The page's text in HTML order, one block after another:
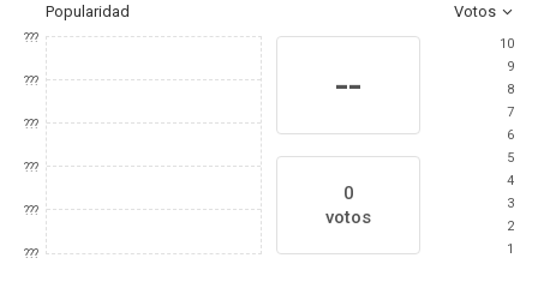
Popularidad Votos
???
???
???
???
???
???
--
0
votos
10
9
8
7
6
5
4
3
2
1